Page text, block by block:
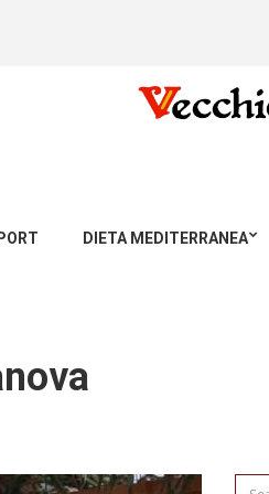
DIETA MEDITERRANEA
Search